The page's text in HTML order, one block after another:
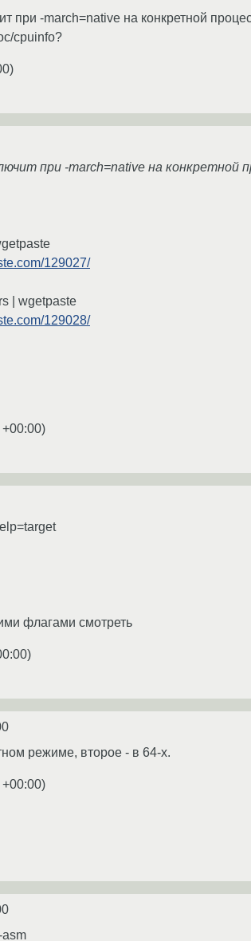
при -march=native на конкретной
cpuinfo?
)
при -march=native на конкретной
129027/
| wgetpaste
129028/
)
флагами смотреть
)
режиме, второе - в 64-х.
)